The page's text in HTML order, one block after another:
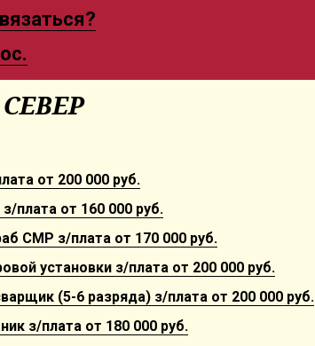
от 200 000 руб.
плата от 160 000 руб.
СМР з/плата от 170 000 руб.
установки з/плата от 200 000 руб.
(5-6 разряда) з/плата от 200 000 руб.
з/плата от 180 000 руб.